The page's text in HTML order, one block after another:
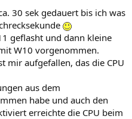
30 sek gedauert bis ich was
geflasht und dann kleine
W10 vorgenommen.
mir aufgefallen, das die CPU
aus dem
habe und auch den
erreichte die CPU beim